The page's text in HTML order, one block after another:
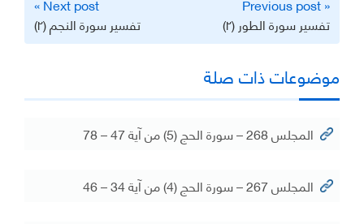
المقالات
تفسير سورة الطور (٢)
تفسير سورة النجم (٢)
موضوعات ذات صلة
المجلس 268 – سورة الحج (5) من آية 47 – 78
المجلس 267 – سورة الحج (4) من آية 34 – 46